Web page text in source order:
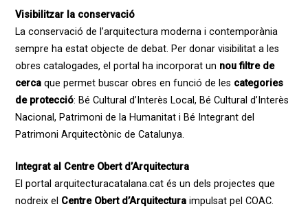
Visibilitzar la conservació
La conservació de l’arquitectura moderna i contemporània
sempre ha estat objecte de debat. Per donar visibilitat a les
obres catalogades, el portal ha incorporat un nou filtre de
cercaque permet buscar obres en funció de les categories
de protecció: Bé Cultural d’Interès Local, Bé Cultural d’Interès
Nacional, Patrimoni de la Humanitat i Bé Integrant del
Patrimoni Arquitectònic de Catalunya.
Integrat al Centre Obert d’Arquitectura
El portal arquitecturacatalana.cat és un dels projectes que
nodreix el Centre Obert d’Arquitecturaimpulsat pel COAC.